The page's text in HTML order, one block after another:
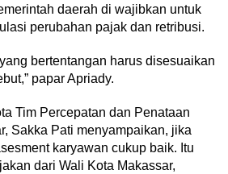
daerah di wajibkan untuk
perubahan pajak dan retribusi.
bertentangan harus disesuaikan
papar Apriady.
Tim Percepatan dan Penataan
Sakka Pati menyampaikan, jika
karyawan cukup baik. Itu
dari Wali Kota Makassar,